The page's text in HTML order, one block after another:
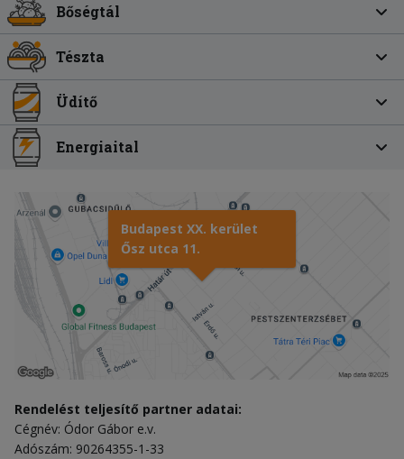
Bőségtál
Tészta
Üdítő
Energiaital
Budapest XX. kerület
Ősz utca 11.
Rendelést teljesítő partner adatai:
Cégnév: Ódor Gábor e.v.
Adószám: 90264355-1-33